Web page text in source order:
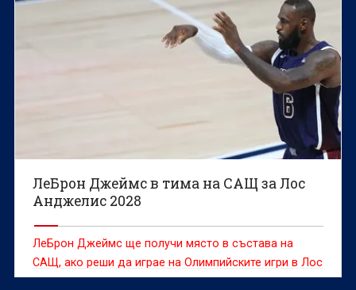
ЛеБрон Джеймс в тима на САЩ за Лос
Анджелис 2028
ЛеБрон Джеймс ще получи място в състава на
САЩ, ако реши да играе на Олимпийските игри в Лос
Анджелис